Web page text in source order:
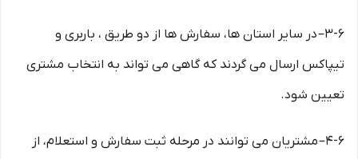
۳-۶– در سایر استان ها، سفارش ها از دو طریق ، باربری و
تیپاکس ارسال می گردند که گاهی می تواند به انتخاب مشتری
تعیین شود.
۴-۶– مشتریان می توانند در مرحله ثبت سفارش و استعلام، از